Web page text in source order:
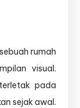
rumah
visual.
pada
sejak awal.